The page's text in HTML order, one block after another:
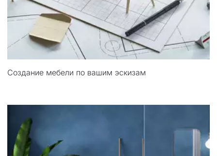
Создание мебели по вашим эскизам